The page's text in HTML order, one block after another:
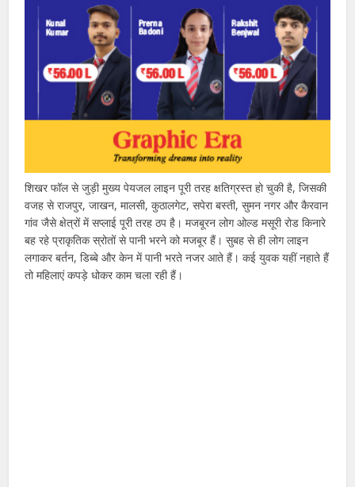
शिखर फॉल से जुड़ी मुख्य पेयजल लाइन पूरी तरह क्षतिग्रस्त हो चुकी है, जिसकी
वजह से राजपुर, जाखन, मालसी, कुठालगेट, सपेरा बस्ती, सुमन नगर और कैरवान
गांव जैसे क्षेत्रों में सप्लाई पूरी तरह ठप है। मजबूरन लोग ओल्ड मसूरी रोड किनारे
बह रहे प्राकृतिक स्रोतों से पानी भरने को मजबूर हैं। सुबह से ही लोग लाइन
लगाकर बर्तन, डिब्बे और केन में पानी भरते नजर आते हैं। कई युवक यहीं नहाते हैं
तो महिलाएं कपड़े धोकर काम चला रही हैं।